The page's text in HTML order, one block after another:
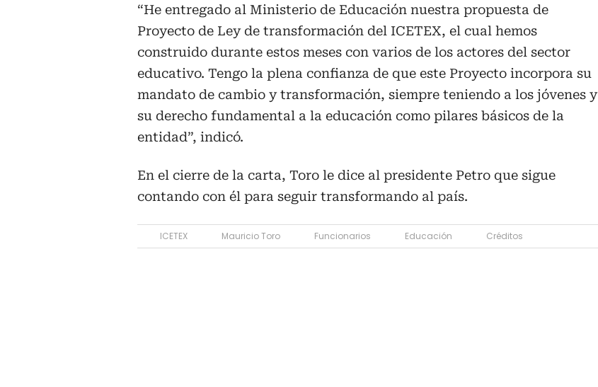
“He entregado al Ministerio de Educación nuestra propuesta de
Proyecto de Ley de transformación del ICETEX, el cual hemos
construido durante estos meses con varios de los actores del sector
educativo. Tengo la plena confianza de que este Proyecto incorpora su
mandato de cambio y transformación, siempre teniendo a los jóvenes y
su derecho fundamental a la educación como pilares básicos de la
entidad”, indicó.
En el cierre de la carta, Toro le dice al presidente Petro que sigue
contando con él para seguir transformando al país.
ICETEX Mauricio Toro Funcionarios Educación Créditos